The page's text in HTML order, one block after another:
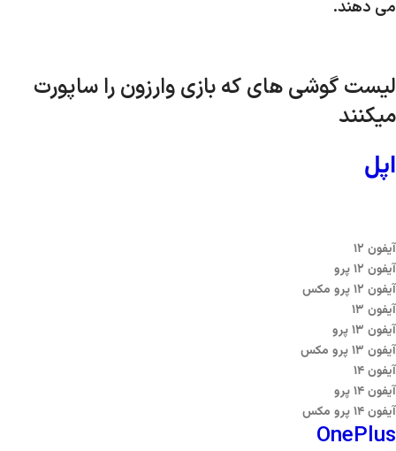
می دهند.
لیست گوشی های که بازی وارزون را ساپورت
میکنند
اپل
آیفون ۱۲
آیفون ۱۲ پرو
آیفون ۱۲ پرو مکس
آیفون ۱۳
آیفون ۱۳ پرو
آیفون ۱۳ پرو مکس
آیفون ۱۴
آیفون ۱۴ پرو
آیفون ۱۴ پرو مکس
OnePlus